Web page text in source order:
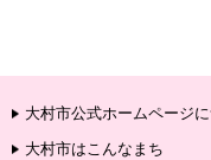
大村市公式ホームページ
大村市はこんなまち